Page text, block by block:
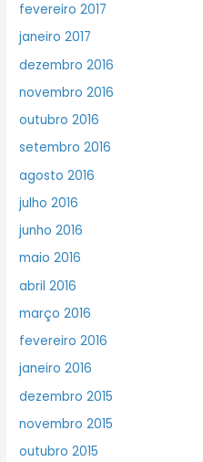
fevereiro 2017
janeiro 2017
dezembro 2016
novembro 2016
outubro 2016
setembro 2016
agosto 2016
julho 2016
junho 2016
maio 2016
abril 2016
março 2016
fevereiro 2016
janeiro 2016
dezembro 2015
novembro 2015
outubro 2015